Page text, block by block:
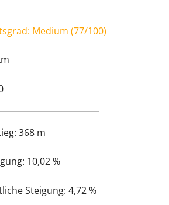
Medium (77/100)
368 m
10,02 %
Steigung: 4,72 %